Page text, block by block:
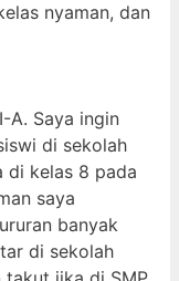
nyaman, dan
A. Saya ingin
di sekolah
di kelas 8 pada
saya
banyak
di sekolah